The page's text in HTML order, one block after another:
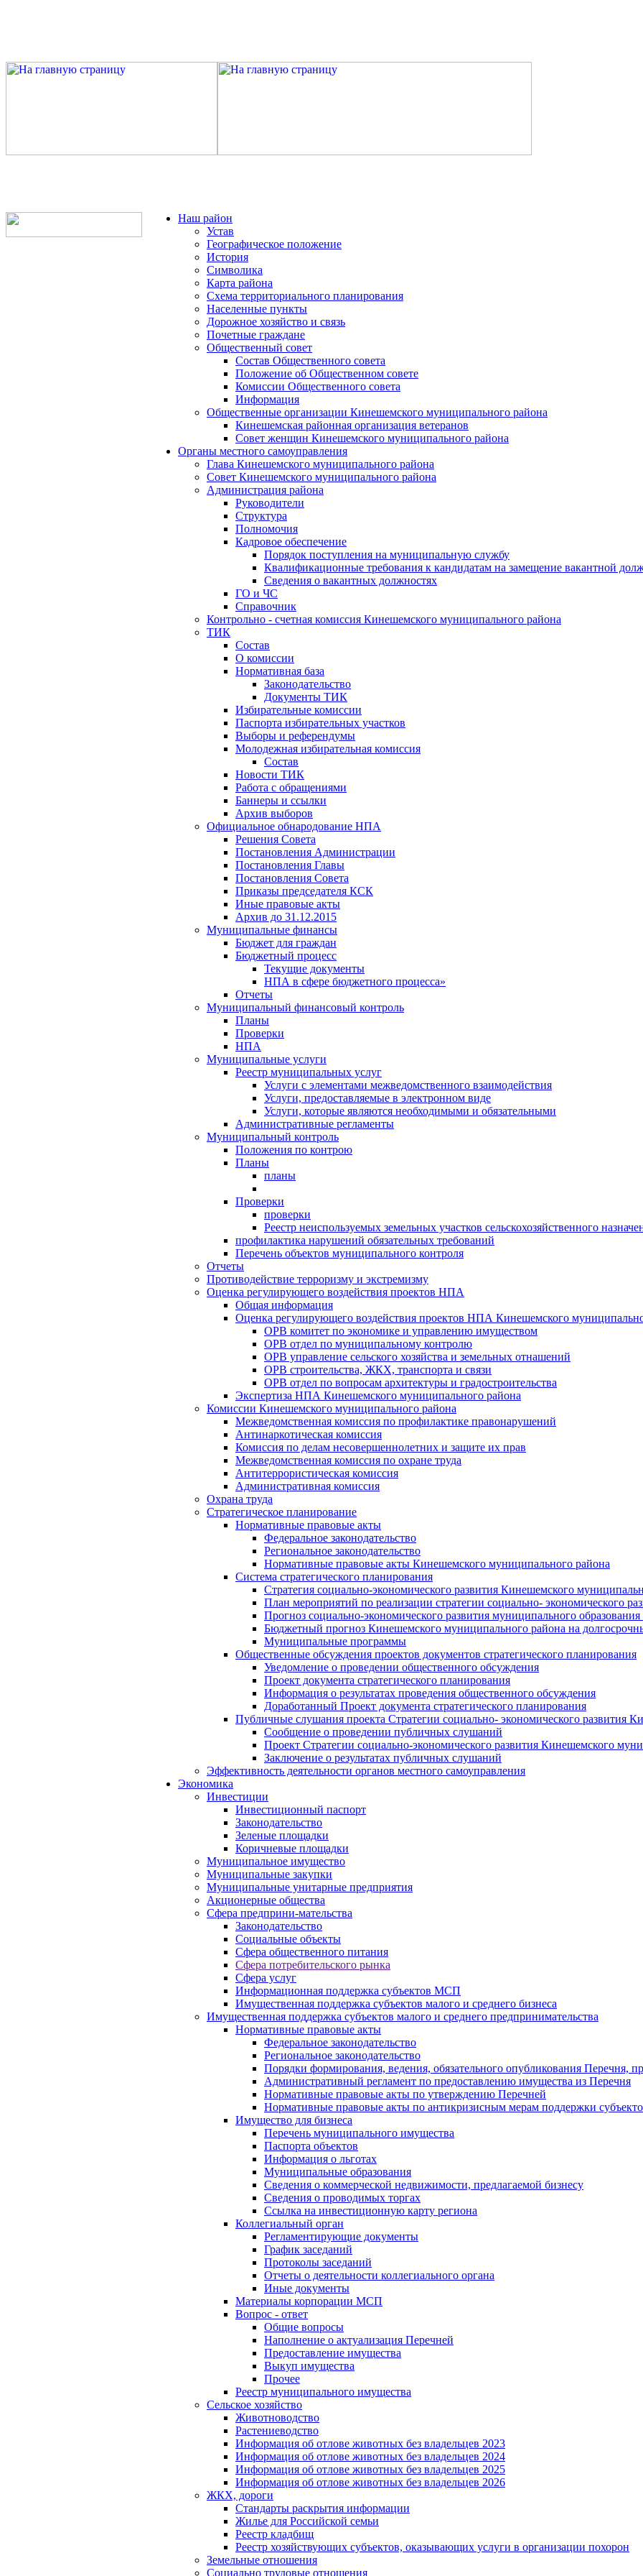
Наш район
Устав
Географическое положение
История
Символика
Карта района
Схема территориального планирования
Населенные пункты
Дорожное хозяйство и связь
Почетные граждане
Общественный совет
Состав Общественного совета
Положение об Общественном совете
Комиссии Общественного совета
Информация
Общественные организации Кинешемского муниципального района
Кинешемская районная организация ветеранов
Совет женщин Кинешемского муниципального района
Органы местного самоуправления
Глава Кинешемского муниципального района
Совет Кинешемского муниципального района
Администрация района
Руководители
Структура
Полномочия
Кадровое обеспечение
Порядок поступления на муниципальную службу
Квалификационные требования к кандидатам на замещение вакантной
Сведения о вакантных должностях
ГО и ЧС
Справочник
Контрольно - счетная комиссия Кинешемского муниципального района
ТИК
Состав
О комиссии
Нормативная база
Законодательство
Документы ТИК
Избирательные комиссии
Паспорта избирательных участков
Выборы и референдумы
Молодежная избирательная комиссия
Состав
Новости ТИК
Работа с обращениями
Баннеры и ссылки
Архив выборов
Официальное обнародование НПА
Решения Совета
Постановления Администрации
Постановления Главы
Постановления Совета
Приказы председателя КСК
Иные правовые акты
Архив до 31.12.2015
Муниципальные финансы
Бюджет для граждан
Бюджетный процесс
Текущие документы
НПА в сфере бюджетного процесса»
Отчеты
Муниципальный финансовый контроль
Планы
Проверки
НПА
Муниципальные услуги
Реестр муниципальных услуг
Услуги с элементами межведомственного взаимодействия
Услуги, предоставляемые в электронном виде
Услуги, которые являются необходимыми и обязательными
Административные регламенты
Муниципальный контроль
Положения по контрою
Планы
планы
Проверки
проверки
Реестр неиспользуемых земельных участков сельскохозяйственного
профилактика нарушений обязательных требований
Перечень объектов муниципального контроля
Отчеты
Противодействие терроризму и экстремизму
Оценка регулирующего воздействия проектов НПА
Общая информация
Оценка регулирующего воздействия проектов НПА Кинешемского
ОРВ комитет по экономике и управлению имуществом
ОРВ отдел по муниципальному контролю
ОРВ управление сельского хозяйства и земельных отнашений
ОРВ строительства, ЖКХ, транспорта и связи
ОРВ отдел по вопросам архитектуры и градостроительства
Экспертиза НПА Кинешемского муниципального района
Комиссии Кинешемского муниципального района
Межведомственная комиссия по профилактике правонарушений
Антинаркотическая комиссия
Комиссия по делам несовершеннолетних и защите их прав
Межведомственная комиссия по охране труда
Антитеррористическая комиссия
Административная комиссия
Охрана труда
Стратегическое планирование
Нормативные правовые акты
Федеральное законодательство
Региональное законодательство
Нормативные правовые акты Кинешемского муниципального района
Система стратегического планирования
Стратегия социально-экономического развития Кинешемского
План мероприятий по реализации стратегии социально- экономического
Прогноз социально-экономического развития муниципального
Бюджетный прогноз Кинешемского муниципального района на
Муниципальные программы
Общественные обсуждения проектов документов стратегического планирования
Уведомление о проведении общественного обсуждения
Проект документа стратегического планирования
Информация о результатах проведения общественного обсуждения
Доработанный Проект документа стратегического планирования
Публичные слушания проекта Стратегии социально- экономического развития
Сообщение о проведении публичных слушаний
Проект Стратегии социально-экономического развития Кинешемского
Заключение о результатах публичных слушаний
Эффективность деятельности органов местного самоуправления
Экономика
Инвестиции
Инвестиционный паспорт
Законодательство
Зеленые площадки
Коричневые площадки
Муниципальное имущество
Муниципальные закупки
Муниципальные унитарные предприятия
Акционерные общества
Сфера предприни-мательства
Законодательство
Социальные объекты
Сфера общественного питания
Сфера потребительского рынка
Сфера услуг
Информационная поддержка субъектов МСП
Имущественная поддержка субъектов малого и среднего бизнеса
Имущественная поддержка субъектов малого и среднего предпринимательства
Нормативные правовые акты
Федеральное законодательство
Региональное законодательство
Порядки формирования, ведения, обязательного опубликования Перечня,
Административный регламент по предоставлению имущества из Перечня
Нормативные правовые акты по утверждению Перечней
Нормативные правовые акты по антикризисным мерам поддержки
Имущество для бизнеса
Перечень муниципального имущества
Паспорта объектов
Информация о льготах
Муниципальные образования
Сведения о коммерческой недвижимости, предлагаемой бизнесу
Сведения о проводимых торгах
Ссылка на инвестиционную карту региона
Коллегиальный орган
Регламентирующие документы
График заседаний
Протоколы заседаний
Отчеты о деятельности коллегиального органа
Иные документы
Материалы корпорации МСП
Вопрос - ответ
Общие вопросы
Наполнение о актуализация Перечней
Предоставление имущества
Выкуп имущества
Прочее
Реестр муниципального имущества
Сельское хозяйство
Животноводство
Растениеводство
Информация об отлове животных без владельцев 2023
Информация об отлове животных без владельцев 2024
Информация об отлове животных без владельцев 2025
Информация об отлове животных без владельцев 2026
ЖКХ, дороги
Стандарты раскрытия информации
Жилье для Российской семьи
Реестр кладбищ
Реестр хозяйствующих субъектов, оказывающих услуги в организации похорон
Земельные отношения
Социально трудовые отношения